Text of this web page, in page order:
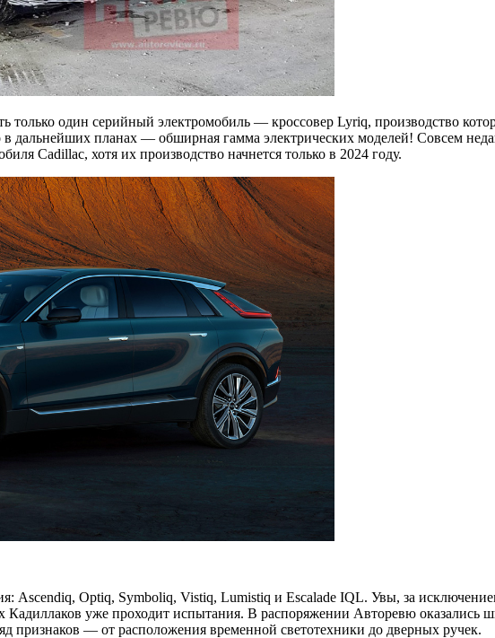
только один серийный электромобиль — кроссовер Lyriq, производство
дальнейших планах — обширная гамма электрических моделей! Совсем
Cadillac, хотя их производство начнется только в 2024 году.
Ascendiq, Optiq, Symboliq, Vistiq, Lumistiq и Escalade IQL. Увы, за
Кадиллаков уже проходит испытания. В распоряжении Авторевю
признаков — от расположения временной светотехники до дверных ручек.